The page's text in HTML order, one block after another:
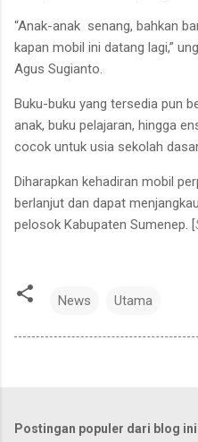
“Anak-anak senang, bahkan
kapan mobil ini datang lagi,”
Agus Sugianto.
Buku-buku yang tersedia pun
anak, buku pelajaran, hingga
cocok untuk usia sekolah
Diharapkan kehadiran mobil
berlanjut dan dapat
pelosok Kabupaten Sumenep. [
News Utama
Postingan populer dari blog ini